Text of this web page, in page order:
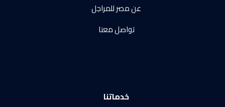
عن مصر للمراجل
تواصل معنا
خدماتنا